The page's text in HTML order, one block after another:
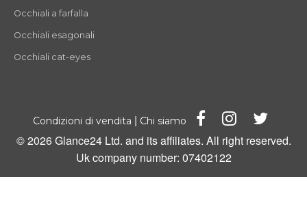
Occhiali a farfalla
Occhiali esagonali
Occhiali cat-eyes
Condizioni di vendita | Chi siamo
© 2026 Glance24 Ltd. and its affiliates. All right reserved.
Uk company number: 07402122